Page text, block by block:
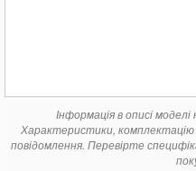
Інформація в описі
Характеристики,
повідомлення. Перевірте